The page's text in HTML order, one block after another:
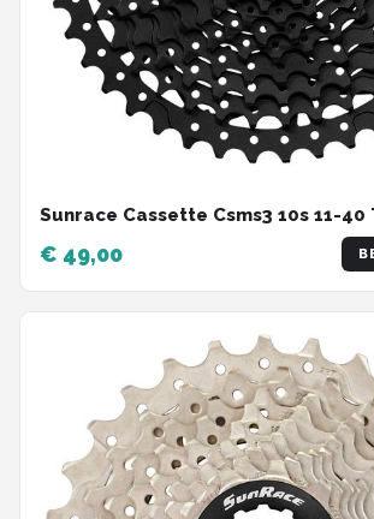
Sunrace Cassette Csms3 10s 11-40
€ 49,00